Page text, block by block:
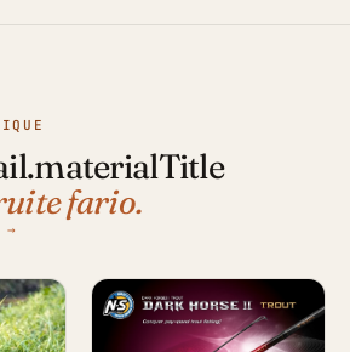
fario.
→